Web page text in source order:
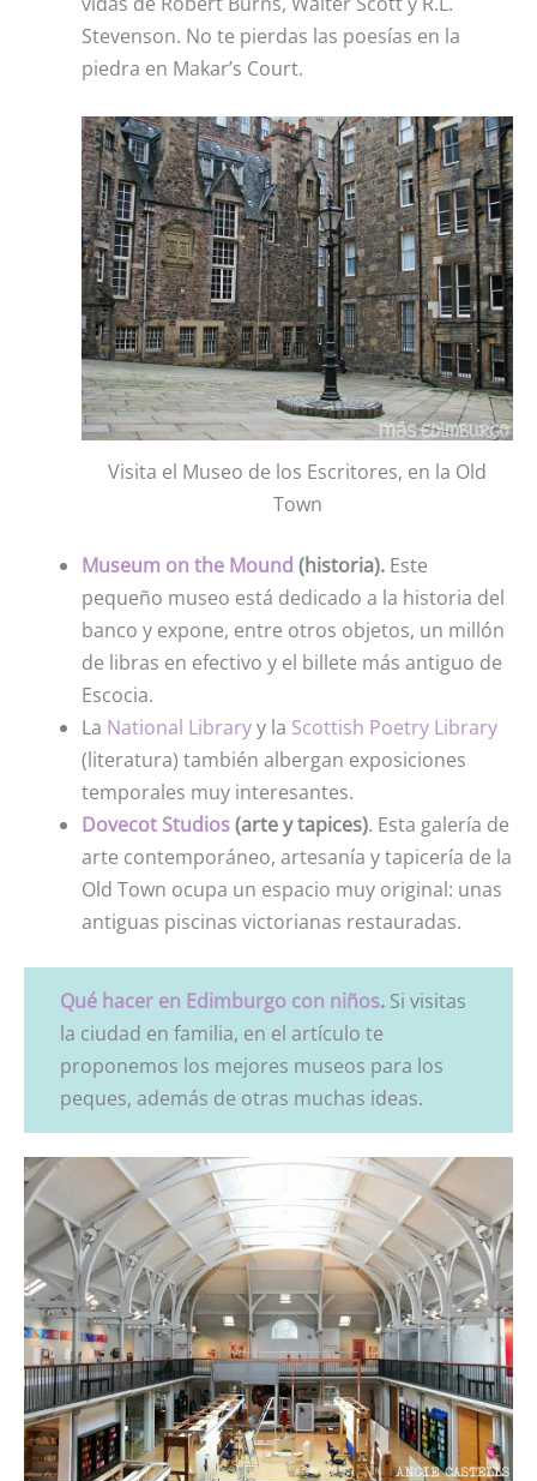
Stevenson. No te pierdas las poesías en la
piedra en Makar’s Court.
Visita el Museo de los Escritores, en la Old
Town
Museum on the Mound (historia). Este
pequeño museo está dedicado a la historia del
banco y expone, entre otros objetos, un millón
de libras en efectivo y el billete más antiguo de
Escocia.
La National Libraryy la Scottish Poetry Library
(literatura) también albergan exposiciones
temporales muy interesantes.
Dovecot Studios(arte y tapices). Esta galería de
arte contemporáneo, artesanía y tapicería de la
Old Town ocupa un espacio muy original: unas
antiguas piscinas victorianas restauradas.
Qué hacer en Edimburgo con niños. Si visitas
la ciudad en familia, en el artículo te
proponemos los mejores museos para los
peques, además de otras muchas ideas.